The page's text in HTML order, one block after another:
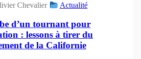
Chevalier Actualité
d’un tournant pour
: lessons à tirer du
de la Californie